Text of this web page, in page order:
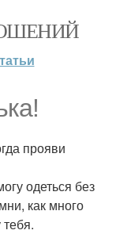
прояви
одеться без
как много